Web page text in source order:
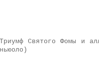
Триумф Святого Фомы и